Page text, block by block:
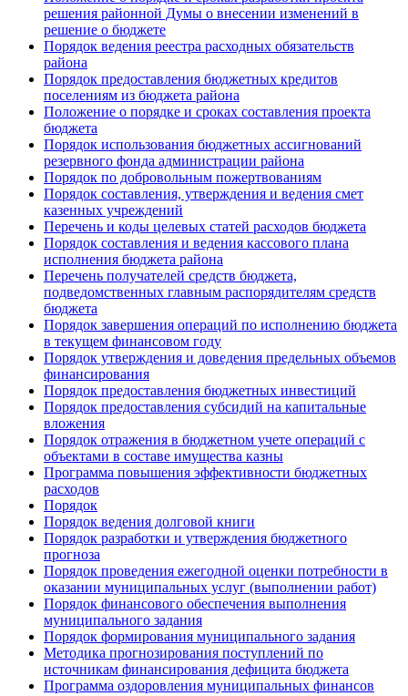
решения районной Думы о внесении изменений в
решение о бюджете
Порядок ведения реестра расходных обязательств
района
Порядок предоставления бюджетных кредитов
поселениям из бюджета района
Положение о порядке и сроках составления проекта
бюджета
Порядок использования бюджетных ассигнований
резервного фонда администрации района
Порядок по добровольным пожертвованиям
Порядок составления, утверждения и ведения смет
казенных учреждений
Перечень и коды целевых статей расходов бюджета
Порядок составления и ведения кассового плана
исполнения бюджета района
Перечень получателей средств бюджета,
подведомственных главным распорядителям средств
бюджета
Порядок завершения операций по исполнению бюджета
в текущем финансовом году
Порядок утверждения и доведения предельных объемов
финансирования
Порядок предоставления бюджетных инвестиций
Порядок предоставления субсидий на капитальные
вложения
Порядок отражения в бюджетном учете операций с
объектами в составе имущества казны
Программа повышения эффективности бюджетных
расходов
Порядок
Порядок ведения долговой книги
Порядок разработки и утверждения бюджетного
прогноза
Порядок проведения ежегодной оценки потребности в
оказании муниципальных услуг (выполнении работ)
Порядок финансового обеспечения выполнения
муниципального задания
Порядок формирования муниципального задания
Методика прогнозирования поступлений по
источникам финансирования дефицита бюджета
Программа оздоровления муниципальных финансов